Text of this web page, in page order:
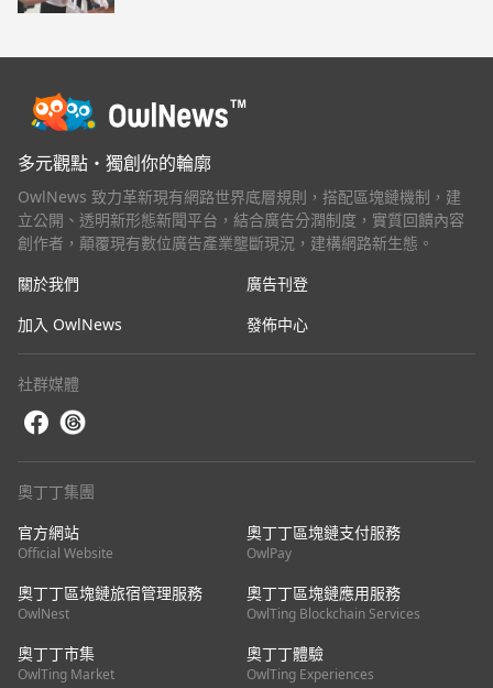
多元觀點・獨創你的輪廓
OwlNews 致力革新現有網路世界底層規則，搭配區塊鏈機制，建
立公開、透明新形態新聞平台，結合廣告分潤制度，實質回饋內容
創作者，顛覆現有數位廣告產業壟斷現況，建構網路新生態。
關於我們
廣告刊登
加入 OwlNews
發佈中心
社群媒體
奧丁丁集團
官方網站
Official Website
奧丁丁區塊鏈支付服務
OwlPay
奧丁丁區塊鏈旅宿管理服務
OwlNest
奧丁丁區塊鏈應用服務
OwlTing Blockchain Services
奧丁丁市集
OwlTing Market
奧丁丁體驗
OwlTing Experiences